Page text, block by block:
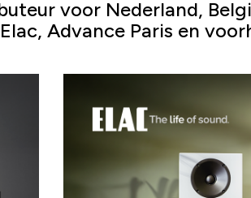
voor Nederland,
Elac, Advance Paris en